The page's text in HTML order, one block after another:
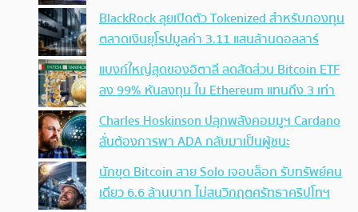
BlackRock ลุยเปิดตัว Tokenized สำหรับกองทุน
ตลาดเงินยุโรปมูลค่า 3.11 แสนล้านดอลลาร์
แบงก์ใหญ่สุดของอิตาลี ลดสัดส่วน Bitcoin ETF
ลง 99% หันลงทุน ใน Ethereum แทนถึง 3 เท่า
Charles Hoskinson ปลุกพลังคอมมูฯ Cardano
ลั่นต้องการพา ADA กลับมาเป็นผู้ชนะ
นักขุด Bitcoin สาย Solo เจอบล็อก รับทรัพย์คน
เดียว 6.6 ล้านบาท ไม่สนวิกฤตศรัทธาคริปโทฯ